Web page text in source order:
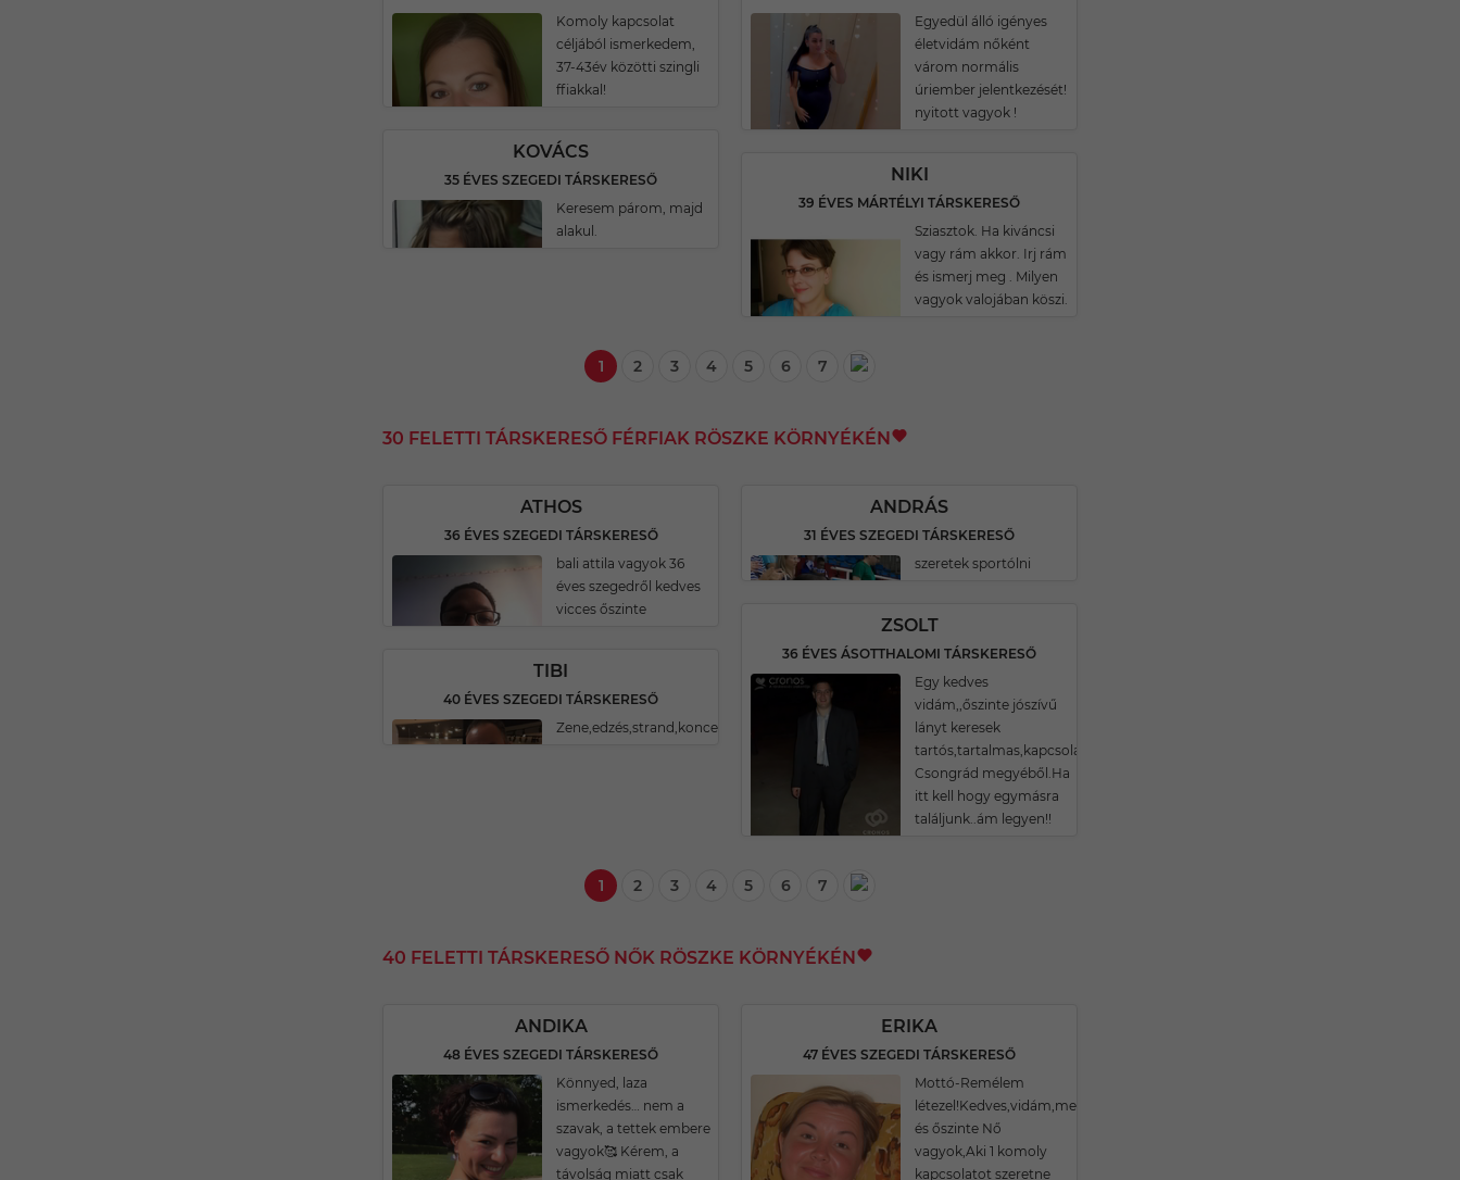
Komoly kapcsolat
céljából ismerkedem,
37-43év közötti szingli
ffiakkal!
KOVÁCS
35 ÉVES SZEGEDI TÁRSKERESŐ
Keresem párom, majd
alakul.
Egyedül álló igényes
életvidám nőként
várom normális
úriember jelentkezését!
nyitott vagyok !
NIKI
39 ÉVES MÁRTÉLYI TÁRSKERESŐ
Sziasztok. Ha kiváncsi
vagy rám akkor. Irj rám
és ismerj meg . Milyen
vagyok valojában köszi.
1 2 3 4 5 6 7
30 FELETTI TÁRSKERESŐ FÉRFIAK RÖSZKE KÖRNYÉKÉN
ATHOS
36 ÉVES SZEGEDI TÁRSKERESŐ
bali attila vagyok 36
éves szegedről kedves
vicces őszinte
TIBI
40 ÉVES SZEGEDI TÁRSKERESŐ
Zene,edzés,strand,koncert
ANDRÁS
31 ÉVES SZEGEDI TÁRSKERESŐ
szeretek sportólni
ZSOLT
36 ÉVES ÁSOTTHALOMI TÁRSKERESŐ
Egy kedves
vidám,,őszinte jószívű
lányt keresek
tartós,tartalmas,kapcsolatra.Elsősorban
Csongrád megyéből.Ha
itt kell hogy egymásra
találjunk..ám legyen!!
1 2 3 4 5 6 7
40 FELETTI TÁRSKERESŐ NŐK RÖSZKE KÖRNYÉKÉN
ANDIKA
48 ÉVES SZEGEDI TÁRSKERESŐ
Könnyed, laza
ismerkedés… nem a
szavak, a tettek embere
vagyok🥰 Kérem, a
távolság miatt csak
ERIKA
47 ÉVES SZEGEDI TÁRSKERESŐ
Mottó-Remélem
létezel!Kedves,vidám,megbízható
és őszinte Nő
vagyok,Aki 1 komoly
kapcsolatot szeretne